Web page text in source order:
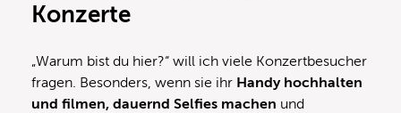
Konzerte
„Warum bist du hier?“ will ich viele Konzertbesucher
fragen. Besonders, wenn sie ihr Handy hochhalten
und filmen, dauernd Selfies machen und